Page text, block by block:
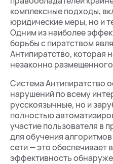
комплексные подходы,
юридические меры, но и
Одним из наиболее
борьбы с пиратством
Антипиратство, которая
незаконно
Система Антипиратство
нарушений по всему
русскоязычные, но и
полностью
участие пользователя в
для обучения
сети — это обеспечивает
эффективность